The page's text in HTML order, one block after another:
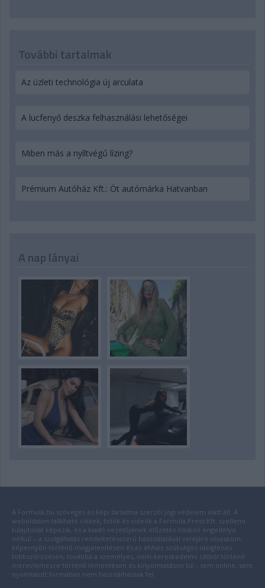
További tartalmak
Az üzleti technológia új arculata
A lucfenyő deszka felhasználási lehetőségei
Miben más a nyíltvégű lízing?
Prémium Autóház Kft.: Öt autómárka Hatvanban
A nap lányai
A Formula.hu szöveges és képi tartalma szerzői jogi védelem alatt áll. A
weboldalon található cikkek, fotók és videók a Formula Press Kft. szellemi
tulajdonát képezik, és a kiadó vezetőjének előzetes írásbeli engedélye
nélkül – a szolgáltatás rendeltetésszerű használatával velejáró olvasáson,
képernyőn történő megjelenítésen és az ehhez szükséges ideiglenes
többszörözésen, továbbá a személyes, nem-kereskedelmi célból történő
merevlemezre történő lementésen és kinyomtatáson túl - sem online, sem
nyomtatott formában nem használhatóak fel.